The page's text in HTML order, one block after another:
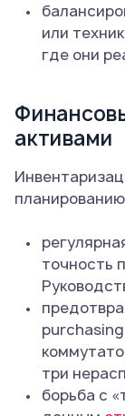
или
где они
активами
точность
три
борьба с